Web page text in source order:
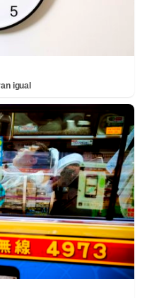
igual